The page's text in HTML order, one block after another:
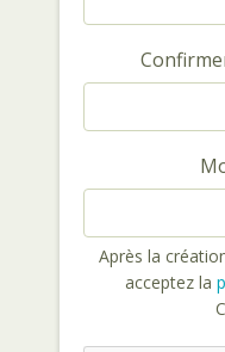
Après la
acceptez la